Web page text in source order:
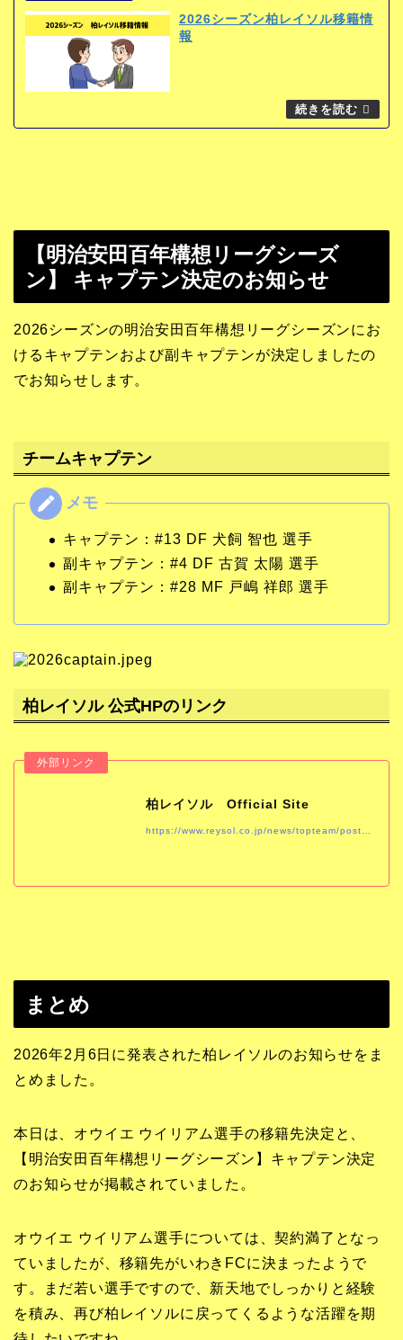
2026シーズン柏レイソル移籍情
報
【明治安田百年構想リーグシーズ
ン】 キャプテン決定のお知らせ
2026シーズンの明治安田百年構想リーグシーズンにお
けるキャプテンおよび副キャプテンが決定しましたの
でお知らせします。
チームキャプテン
キャプテン：#13 DF 犬飼 智也 選手
副キャプテン：#4 DF 古賀 太陽 選手
副キャプテン：#28 MF 戸嶋 祥郎 選手
柏レイソル 公式HPのリンク
柏レイソル Official Site
まとめ
2026年2月6日に発表された柏レイソルのお知らせをま
とめました。
本日は、オウイエ ウイリアム選手の移籍先決定と、
【明治安田百年構想リーグシーズン】キャプテン決定
のお知らせが掲載されていました。
オウイエ ウイリアム選手については、契約満了となっ
ていましたが、移籍先がいわきFCに決まったようで
す。まだ若い選手ですので、新天地でしっかりと経験
を積み、再び柏レイソルに戻ってくるような活躍を期